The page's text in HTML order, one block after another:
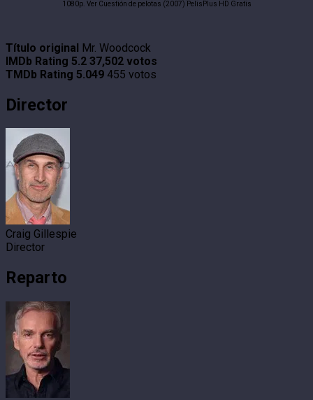
1080p. Ver Cuestión de pelotas (2007) PelisPlus HD Gratis
Título original Mr. Woodcock
IMDb Rating 5.2 37,502 votos
TMDb Rating 5.049 455 votos
Director
Craig Gillespie
Director
Reparto